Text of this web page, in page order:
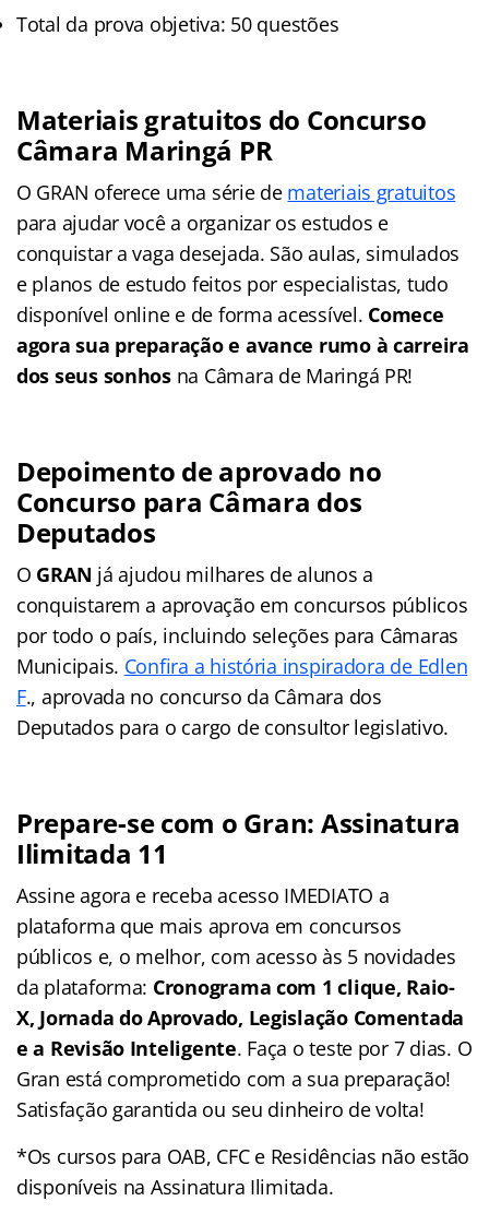
Total da prova objetiva: 50 questões
Materiais gratuitos do Concurso
Câmara Maringá PR
O GRAN oferece uma série de materiais gratuitos
para ajudar você a organizar os estudos e
conquistar a vaga desejada. São aulas, simulados
e planos de estudo feitos por especialistas, tudo
disponível online e de forma acessível. Comece
agora sua preparação e avance rumo à carreira
dos seus sonhosna Câmara de Maringá PR!
Depoimento de aprovado no
Concurso para Câmara dos
Deputados
O GRAN já ajudou milhares de alunos a
conquistarem a aprovação em concursos públicos
por todo o país, incluindo seleções para Câmaras
Municipais. Confira a história inspiradora de Edlen
F., aprovada no concurso da Câmara dos
Deputados para o cargo de consultor legislativo.
Prepare-se com o Gran: Assinatura
Ilimitada 11
Assine agora e receba acesso IMEDIATO a
plataforma que mais aprova em concursos
públicos e, o melhor, com acesso às 5 novidades
da plataforma: Cronograma com 1 clique, Raio-
X, Jornada do Aprovado, Legislação Comentada
e a Revisão Inteligente. Faça o teste por 7 dias. O
Gran está comprometido com a sua preparação!
Satisfação garantida ou seu dinheiro de volta!
*Os cursos para OAB, CFC e Residências não estão
disponíveis na Assinatura Ilimitada.